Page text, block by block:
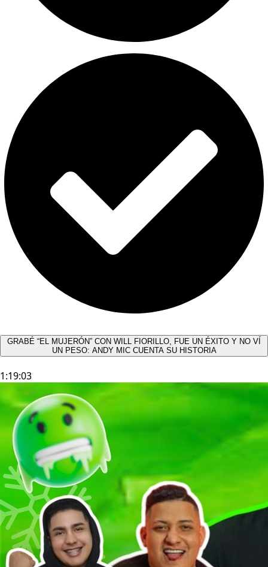
GRABÉ “EL MUJERÓN” CON WILL FIORILLO, FUE UN ÉXITO Y NO VÍ
UN PESO: ANDY MIC CUENTA SU HISTORIA
1:19:03